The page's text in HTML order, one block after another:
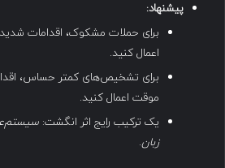
پیشنهاد:
اعمال کنید.
برای تشخیص‌های کمتر حساس،
موقت اعمال کنید.
یک ترکیب رایج اثر انگشت:
زبان.